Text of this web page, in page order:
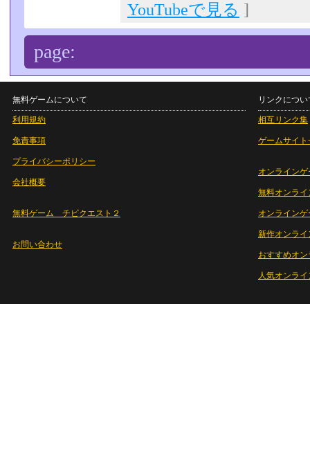
YouTubeで見る ]
page:
無料ゲームについて
利用規約
免責事項
プライバシーポリシー
会社概要
無料ゲーム チビクエスト２
お問い合わせ
リンクについ
相互リンク集
ゲームサイト
オンラインゲ
無料オンライ
オンライン
新作オンライ
おすすめオ
人気オンラ